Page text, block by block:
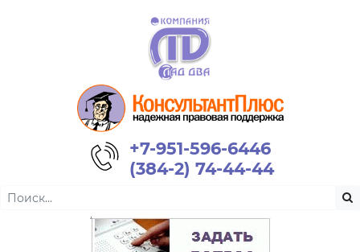
+7-951-596-6446
(384-2) 74-44-44